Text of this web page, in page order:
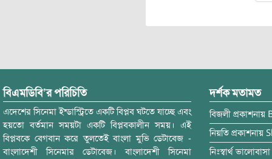
বিএমডিবি’র পরিচিতি
এদেশের সিনেমা ইন্ডাস্ট্রিতে একটি বিপ্লব ঘটতে যাচ্ছে এবং
হয়তো বর্তমান সময়টা একটি বিপ্লবকালীন সময়। এই
বিপ্লবকে বেগবান করে তুলতেই বাংলা মুভি ডেটাবেজ -
বাংলাদেশী সিনেমার ডেটাবেজ। বাংলাদেশী সিনেমা
দর্শক মতামত
বিজলী প্রকাশনায়
নিয়তি প্রকাশনায়
নিঃস্বার্থ ভালোবাসা